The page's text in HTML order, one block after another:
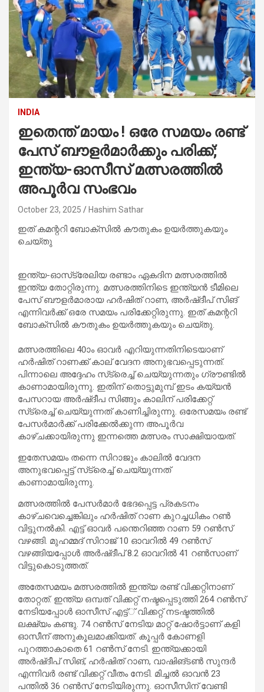
INDIA
ഇതെന്ത് മായം ! ഒരേ സമയം രണ്ട്
പേസ് ബൗളർമാർക്കും പരിക്ക്;
ഇന്ത്യ-ഓസീസ് മത്സരത്തിൽ
അപൂർവ സംഭവം
October 23, 2025 Hashim Sathar
ഇത് കമന്ററി ബോക്‌സിൽ കൗതുകം ഉയർത്തുകയും
ചെയ്തു
ഇന്ത്യ-ഓസ്‌ട്രേലിയ രണ്ടാം ഏകദിന മത്സരത്തിൽ
ഇന്ത്യ തോറ്റിരുന്നു. മത്സരത്തിനിടെ ഇന്ത്യൻ ടീമിലെ
പേസ് ബൗളർമാരായ ഹർഷിത് റാണ, അർഷ്ദീപ് സിങ്
എന്നിവർക്ക് ഒരേ സമയം പരിക്കേറ്റിരുന്നു. ഇത് കമന്ററി
ബോക്‌സിൽ കൗതുകം ഉയർത്തുകയും ചെയ്തു.
മത്സരത്തിലെ 40ാം ഓവർ എറിയുന്നതിനിടെയാണ്
ഹർഷിത് റാണക്ക് കാല് വേദന അനുഭവപ്പെടുന്നത്.
പിന്നാലെ അദ്ദേഹം സ്‌ട്രെച്ച് ചെയ്യുന്നതും ഗ്രൗണ്ടിൽ
കാണാമായിരുന്നു. ഇതിന് തൊട്ടുമുമ്പ് ഇടം കയ്യൻ
പേസറായ അർഷ്ദീപ സിങ്ങും കാലിന് പരിക്കേറ്റ്
സ്‌ട്രെച്ച് ചെയ്യുന്നത് കാണിച്ചിരുന്നു. ഒരേസമയം രണ്ട്
പേസർമാർക്ക് പരിക്കേൽക്കുന്ന അപൂർവ
കാഴ്ചക്കായിരുന്നു ഇന്നത്തെ മത്സരം സാക്ഷിയായത്.
ഇതേസമയം തന്നെ സിറാജും കാലിൽ വേദന
അനുഭവപ്പെട്ട് സ്‌ട്രെച്ച് ചെയ്യുന്നത്
കാണാമായിരുന്നു.
മത്സരത്തിൽ പേസർമാർ ഭേദപ്പെട്ട പ്രകടനം
കാഴ്ചവെച്ചെങ്കിലും ഹർഷിത് റാണ കുറച്ചധികം റൺ
വിട്ടുനൽകി. എട്ട് ഓവർ പന്തെറിഞ്ഞ റാണ 59 റൺസ്
വഴങ്ങി. മുഹമ്മദ് സിറാജ് 10 ഓവറിൽ 49 റൺസ്
വഴങ്ങിയപ്പോൾ അർഷ്ദീപ് 8.2 ഓവറിൽ 41 റൺസാണ്
വിട്ടുകൊടുത്തത്.
അതേസമയം മത്സരത്തിൽ ഇന്ത്യ രണ്ട് വിക്കറ്റിനാണ്
തോറ്റത്. ഇന്ത്യ ഒമ്പത് വിക്കറ്റ് നഷ്ടപ്പെടുത്തി 264 റൺസ്
നേടിയപ്പോൾ ഓസീസ് എട്ട്് വിക്കറ്റ് നടഷ്ടത്തിൽ
ലക്ഷ്യം കണ്ടു. 74 റൺസ് നേടിയ മാറ്റ് ഷോർട്ടാണ് കളി
ഓസീന് അനുകൂലമാക്കിയത്. കൂപ്പർ കോണളി
പുറത്താകാതെ 61 റൺസ് നേടി. ഇന്ത്യക്കായി
അർഷ്ദീപ് സിങ്, ഹർഷിത് റാണ, വാഷിങ്ടൺ സുന്ദർ
എന്നിവർ രണ്ട് വിക്കറ്റ് വീതം നേടി. മിച്ചൽ ഓവൻ 23
പന്തിൽ 36 റൺസ് നേടിയിരുന്നു. ഓസീസിന് വേണ്ടി